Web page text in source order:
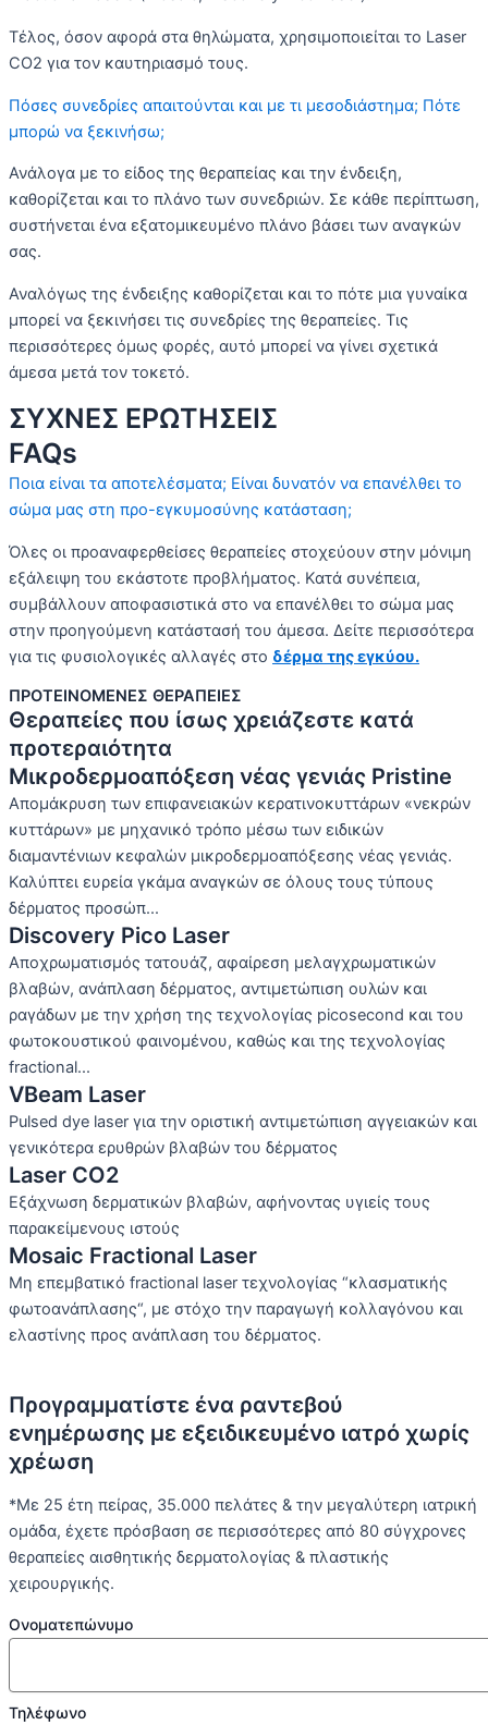
Τέλος, όσον αφορά στα θηλώματα, χρησιμοποιείται το Laser
CO2 για τον καυτηριασμό τους.
Πόσες συνεδρίες απαιτούνται και με τι μεσοδιάστημα; Πότε
μπορώ να ξεκινήσω;
Ανάλογα με το είδος της θεραπείας και την ένδειξη,
καθορίζεται και το πλάνο των συνεδριών. Σε κάθε περίπτωση,
συστήνεται ένα εξατομικευμένο πλάνο βάσει των αναγκών
σας.
Αναλόγως της ένδειξης καθορίζεται και το πότε μια γυναίκα
μπορεί να ξεκινήσει τις συνεδρίες της θεραπείες. Τις
περισσότερες όμως φορές, αυτό μπορεί να γίνει σχετικά
άμεσα μετά τον τοκετό.
ΣΥΧΝΕΣ ΕΡΩΤΗΣΕΙΣ
FAQs
Ποια είναι τα αποτελέσματα; Είναι δυνατόν να επανέλθει το
σώμα μας στη προ-εγκυμοσύνης κατάσταση;
Όλες οι προαναφερθείσες θεραπείες στοχεύουν στην μόνιμη
εξάλειψη του εκάστοτε προβλήματος. Κατά συνέπεια,
συμβάλλουν αποφασιστικά στο να επανέλθει το σώμα μας
στην προηγούμενη κατάστασή του άμεσα. Δείτε περισσότερα
για τις φυσιολογικές αλλαγές στο δέρμα της εγκύου.
ΠΡΟΤΕΙΝΟΜΕΝΕΣ ΘΕΡΑΠΕΙΕΣ
Θεραπείες που ίσως χρειάζεστε κατά
προτεραιότητα
Μικροδερμοαπόξεση νέας γενιάς Pristine
Απομάκρυση των επιφανειακών κερατινοκυττάρων «νεκρών
κυττάρων» με μηχανικό τρόπο μέσω των ειδικών
διαμαντένιων κεφαλών μικροδερμοαπόξεσης νέας γενιάς.
Καλύπτει ευρεία γκάμα αναγκών σε όλους τους τύπους
δέρματος προσώπ...
Discovery Pico Laser
Αποχρωματισμός τατουάζ, αφαίρεση μελαγχρωματικών
βλαβών, ανάπλαση δέρματος, αντιμετώπιση ουλών και
ραγάδων με την χρήση της τεχνολογίας picosecond και του
φωτοκουστικού φαινομένου, καθώς και της τεχνολογίας
fractional...
VBeam Laser
Pulsed dye laser για την οριστική αντιμετώπιση αγγειακών και
γενικότερα ερυθρών βλαβών του δέρματος
Laser CO2
Εξάχνωση δερματικών βλαβών, αφήνοντας υγιείς τους
παρακείμενους ιστούς
Mosaic Fractional Laser
Μη επεμβατικό fractional laser τεχνολογίας “κλασματικής
φωτοανάπλασης“, με στόχο την παραγωγή κολλαγόνου και
ελαστίνης προς ανάπλαση του δέρματος.
Προγραμματίστε ένα ραντεβού
ενημέρωσης με εξειδικευμένο ιατρό χωρίς
χρέωση
*Με 25 έτη πείρας, 35.000 πελάτες & την μεγαλύτερη ιατρική
ομάδα, έχετε πρόσβαση σε περισσότερες από 80 σύγχρονες
θεραπείες αισθητικής δερματολογίας & πλαστικής
χειρουργικής.
Ονοματεπώνυμο
Τηλέφωνο